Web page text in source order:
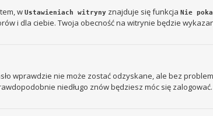
w Ustawieniach witryny znajduje się funkcja Nie
i dla ciebie. Twoja obecność na witrynie będzie
wprawdzie nie może zostać odzyskane, ale bez
niedługo znów będziesz móc się zalogować.